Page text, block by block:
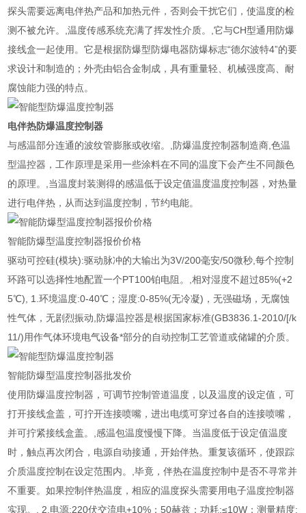
探头需要远离电伴热产品和加热元件，否则会干扰它们，使温度的检
测不被允许。,温度传感系统充满了挥发性介质。,它与CH型通用防爆
接线盒一起使用。它是根据防爆型防爆电器防爆标志“德尔波特4”的要
求设计和制造的；外壳由铝合金制成，具有重量轻、机械强度高、耐
腐蚀能力强的特点。
电伴热防爆温度控制器
与感温部分连通的波纹管膨胀或收缩。,防爆温度控制器制造商,色温
型温控器，工作原理是采用一些涂料在不同的温度下会产生不同颜色
的原理。,当温度封装测得的感温低于设定值温度温度控制器，对热量
进行电伴热，从而达到温度控制，节约电能。
智能防爆型温度控制器报价价格
驱动可控硅(模块):驱动脉冲的大输出为3V/200毫安/50微秒,每个控制
环路可以选择性地配置一个PT100铂电阻。,相对湿度不超过85%(+2
5℃), 1.环境温度:0-40℃；湿度:0-85%(无冷凝)，无强磁场，无腐蚀
性气体，无剧烈振动,防爆温控器是根据国家标准(GB3836.1-2010/[/k
11/)用作气体环境电气设备*部分的自动控制工艺管道或储罐的介质。
智能防爆型温度控制器批发价
使用防爆温度控制器，可调节控制管道温度，以及温度的设定值，可
打开接线盒盖，可拧开连接喷嘴，进出电缆可穿过各自的连接喷嘴，
并可拧紧接线盒盖。,感温包温度慢慢下降。当温度低于设定值温度
时，触点再次闭合，电源自动接通，开始伴热。重复该循环，使跟踪
介质温度控制在设定范围内。,毕竟，伴热在温度控制中是否不寻常并
不重要。如果控制伴热温度，相应的温度探头需要用电子温度控制器
实现。, 2.电源:220伏交流电+10%；50赫兹；功耗:≤10W；测量精度: